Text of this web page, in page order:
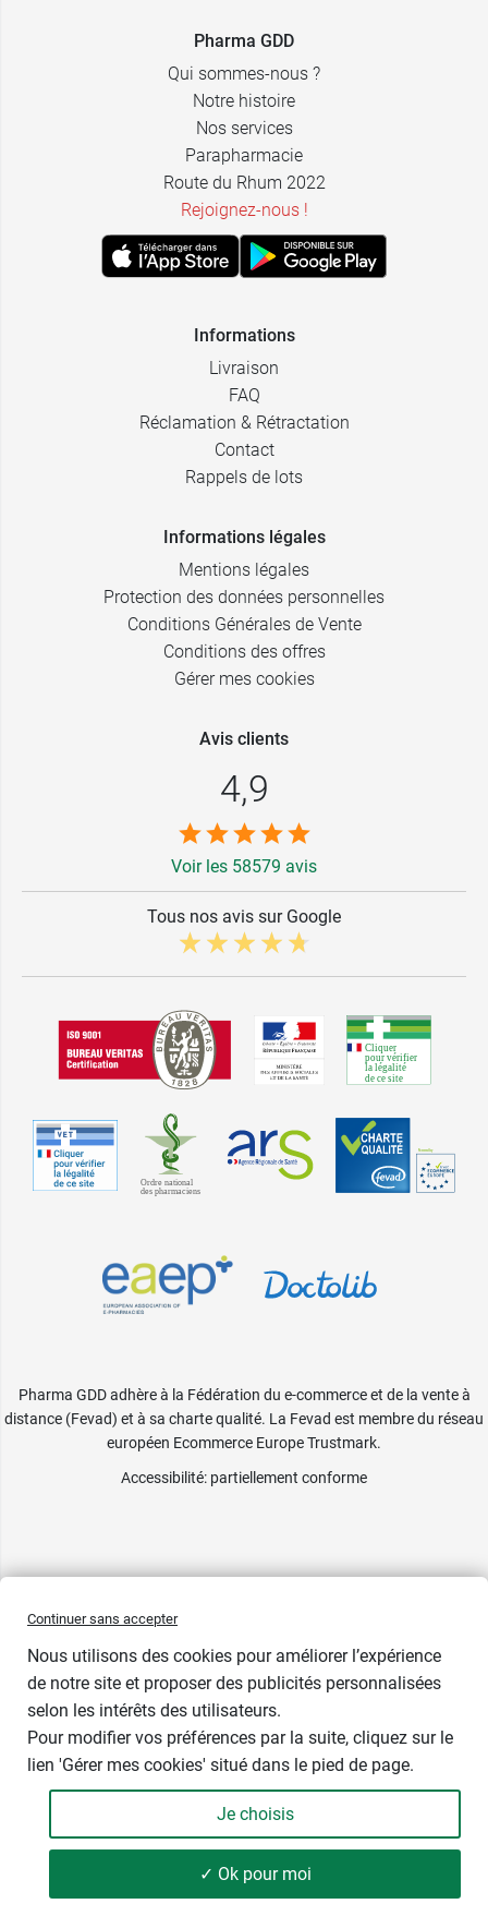
Contenance : 40 ml
-
16,89 €
Soit 422,25 € / litre
Ajouter
Pharma GDD
Qui sommes-nous ?
Notre histoire
Nos services
Parapharmacie
Route du Rhum 2022
Rejoignez-nous !
Informations
Livraison
FAQ
Réclamation & Rétractation
Contact
Rappels de lots
Informations légales
Mentions légales
Protection des données personnelles
Conditions Générales de Vente
Conditions des offres
Gérer mes cookies
Avis clients
4,9
Voir les 58579 avis
Tous nos avis sur Google
Pharma GDD adhère à la Fédération du e-commerce et de la vente à
distance (Fevad) et à sa charte qualité. La Fevad est membre du réseau
européen Ecommerce Europe Trustmark.
Accessibilité: partiellement conforme
Continuer sans accepter
Nous utilisons des cookies pour améliorer l’expérience
de notre site et proposer des publicités personnalisées
selon les intérêts des utilisateurs.
Pour modifier vos préférences par la suite, cliquez sur le
lien 'Gérer mes cookies' situé dans le pied de page.
Je choisis
✓ Ok pour moi